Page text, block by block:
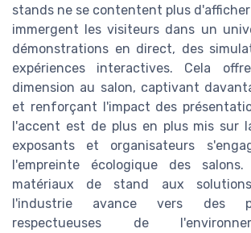
stands ne se contentent plus
immergent les visiteurs dans un
démonstrations en direct, des
expériences interactives. Cela
dimension au salon, captivant
et renforçant l'impact des
l'accent est de plus en plus mis sur
exposants et organisateurs
l'empreinte écologique des
matériaux de stand aux
l'industrie avance vers des
respectueuses de